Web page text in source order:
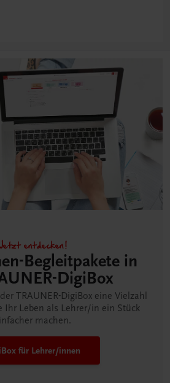
entdecken!
Begleitpakete in
DigiBox
TRAUNER-DigiBox eine Vielzahl
Ihr Leben als Lehrer/in ein Stück
machen.
für Lehrer/innen